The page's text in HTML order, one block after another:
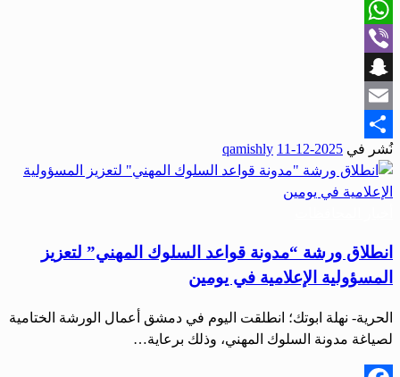
X
WhatsApp
Viber
Snapchat
Email
Share
نُشر في 2025-12-11
qamishly
انطلاق ورشة “مدونة قواعد السلوك المهني” لتعزيز
المسؤولية الإعلامية في يومين
الحرية- نهلة ابوتك؛ انطلقت اليوم في دمشق أعمال الورشة الختامية
لصياغة مدونة السلوك المهني، وذلك برعاية…